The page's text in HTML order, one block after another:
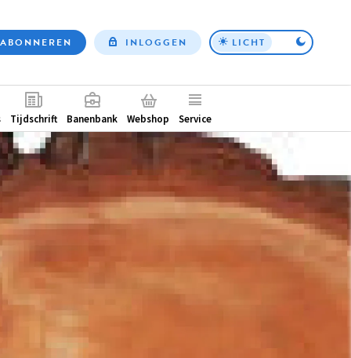
Top
ABONNEREN INLOGGEN LICHT
Tijdschrift Banenbank Webshop Service